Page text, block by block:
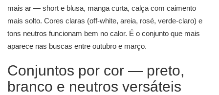
mais ar — short e blusa, manga curta, calça com caimento
mais solto. Cores claras (off-white, areia, rosé, verde-claro) e
tons neutros funcionam bem no calor. É o conjunto que mais
aparece nas buscas entre outubro e março.
Conjuntos por cor — preto,
branco e neutros versáteis